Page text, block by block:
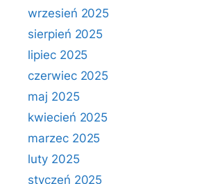
wrzesień 2025
sierpień 2025
lipiec 2025
czerwiec 2025
maj 2025
kwiecień 2025
marzec 2025
luty 2025
styczeń 2025